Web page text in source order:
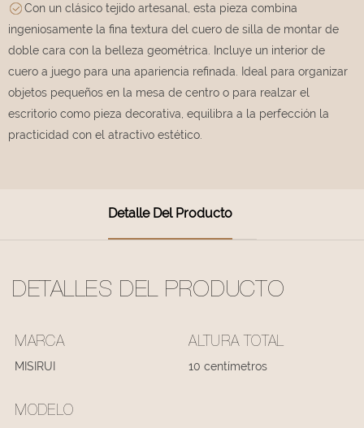
Con un clásico tejido artesanal, esta pieza combina
ingeniosamente la fina textura del cuero de silla de montar de
doble cara con la belleza geométrica. Incluye un interior de
cuero a juego para una apariencia refinada. Ideal para organizar
objetos pequeños en la mesa de centro o para realzar el
escritorio como pieza decorativa, equilibra a la perfección la
practicidad con el atractivo estético.
Detalle Del Producto
DETALLES DEL PRODUCTO
MARCA
MISIRUI
ALTURA TOTAL
10 centímetros
MODELO